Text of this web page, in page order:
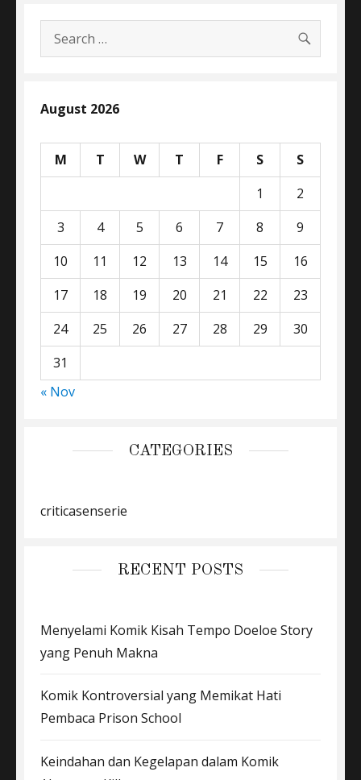
Search
for:
August 2026
M T W T F S
S
1
2
3
4 5 6 7 8
9
10
11 12 13 14 15
16
17
18 19 20 21 22
23
24
25 26 27 28 29
30
31
« Nov
CATEGORIES
criticasenserie
RECENT POSTS
Menyelami Komik Kisah Tempo Doeloe Story
yang Penuh Makna
Komik Kontroversial yang Memikat Hati
Pembaca Prison School
Keindahan dan Kegelapan dalam Komik